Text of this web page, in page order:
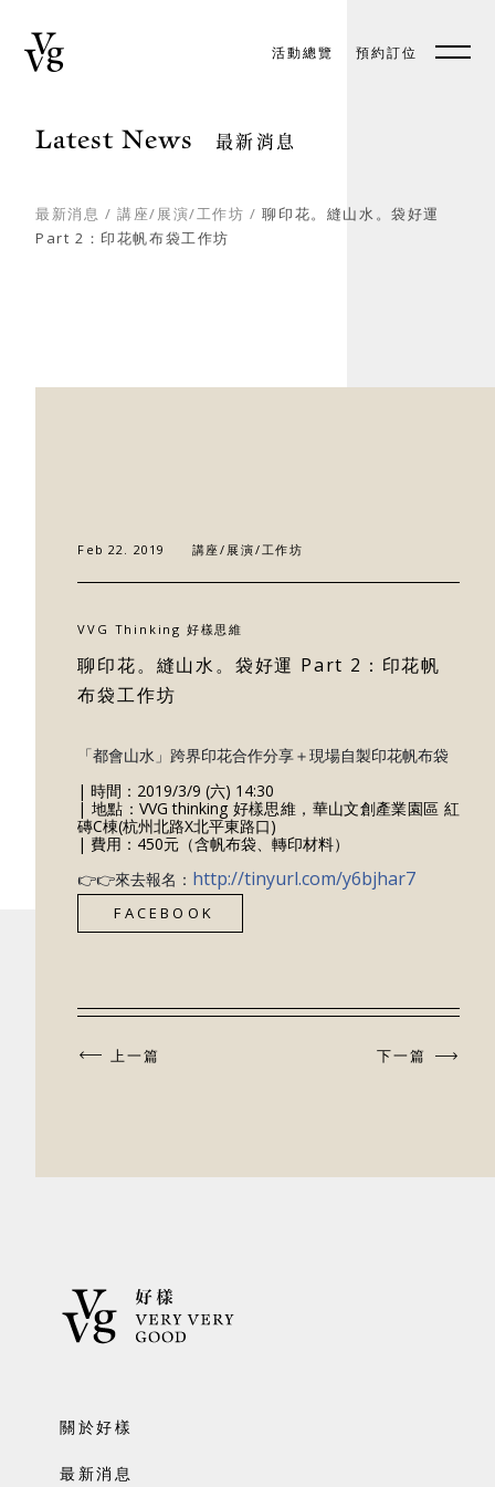
活動總覽 預約訂位
預約訂位 EN
好樣專欄
Latest News 最新消息
最新消息 /講座/展演/工作坊 /聊印花。縫山水。袋好運
Part 2：印花帆布袋工作坊
Feb 22. 2019 講座/展演/工作坊
VVG Thinking 好樣思維
聊印花。縫山水。袋好運 Part 2：印花帆
布袋工作坊
「都會山水」跨界印花合作分享＋現場自製印花帆布袋
| 時間：2019/3/9 (六) 14:30
| 地點：VVG thinking 好樣思維，華山文創產業園區 紅
磚C棟(杭州北路X北平東路口)
| 費用：450元（含帆布袋、轉印材料）
👉👉來去報名： http://tinyurl.com/y6bjhar7
FACEBOOK
上一篇 下一篇
關於好樣
最新消息